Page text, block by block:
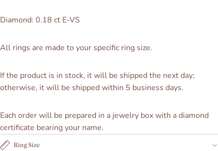
Diamond: 0.18 ct E-VS
All rings are made to your specific ring size.
If the product is in stock, it will be shipped the next day;
otherwise, it will be shipped within 5 business days.
Each order will be prepared in a jewelry box with a diamond
certificate bearing your name.
Ring Size